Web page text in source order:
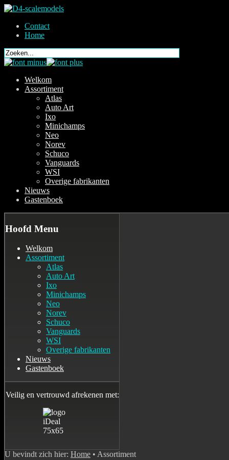
Contact
Home
Welkom
Assortiment
Atlas
Auto Art
Ixo
Minichamps
Neo
Norev
Schuco
Vanguards
WSI
Overige fabrikanten
Nieuws
Gastenboek
Hoofd Menu
Welkom
Assortiment
Atlas
Auto Art
Ixo
Minichamps
Neo
Norev
Schuco
Vanguards
WSI
Overige fabrikanten
Nieuws
Gastenboek
Veilig en vertrouwd afrekenen met:
U bevindt zich hier: Home • Assortiment